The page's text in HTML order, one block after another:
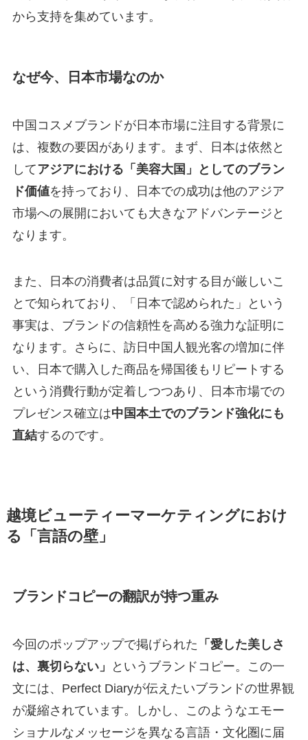
から支持を集めています。
なぜ今、日本市場なのか
中国コスメブランドが日本市場に注目する背景に
は、複数の要因があります。まず、日本は依然と
してアジアにおける「美容大国」としてのブラン
ド価値を持っており、日本での成功は他のアジア
市場への展開においても大きなアドバンテージと
なります。
また、日本の消費者は品質に対する目が厳しいこ
とで知られており、「日本で認められた」という
事実は、ブランドの信頼性を高める強力な証明に
なります。さらに、訪日中国人観光客の増加に伴
い、日本で購入した商品を帰国後もリピートする
という消費行動が定着しつつあり、日本市場での
プレゼンス確立は中国本土でのブランド強化にも
直結するのです。
越境ビューティーマーケティングにおけ
る「言語の壁」
ブランドコピーの翻訳が持つ重み
今回のポップアップで掲げられた 「愛した美しさ
は、裏切らない」
というブランドコピー。この一
文には、Perfect Diaryが伝えたいブランドの世界観
が凝縮されています。しかし、このようなエモー
ショナルなメッセージを異なる言語・文化圏に届